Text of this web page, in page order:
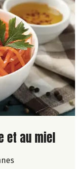
et au miel